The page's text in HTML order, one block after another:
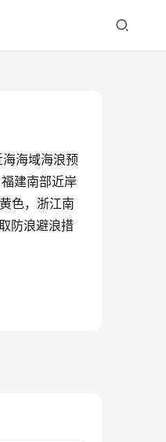
海域海浪预
建南部近岸
色，浙江南
防浪避浪措